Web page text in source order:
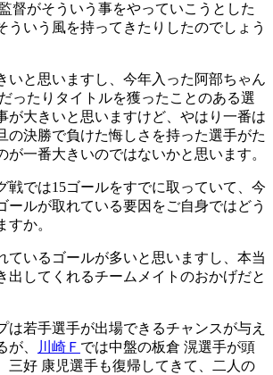
がそういう事をやっていこうとした
ういう風を持ってきたりしたのでしょう
いと思いますし、今年入った阿部ちゃん
ったりタイトルを獲ったことのある選
が大きいと思いますけど、やはり一番は
の決勝で負けた悔しさを持った選手がた
が一番大きいのではないかと思います。
では15ゴールをすでに取っていて、今
ールが取れている要因をご自身ではどう
すか。
ているゴールが多いと思いますし、本当
出してくれるチームメイトのおかげだと
若手選手が出場できるチャンスが与え
が、
川崎Ｆ では中盤の板倉 滉選手が頭
三好 康児選手も復帰してきて、二人の